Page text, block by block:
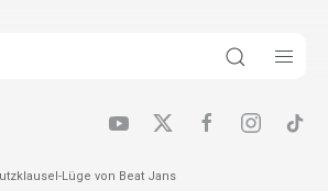
Lüge von Beat Jans